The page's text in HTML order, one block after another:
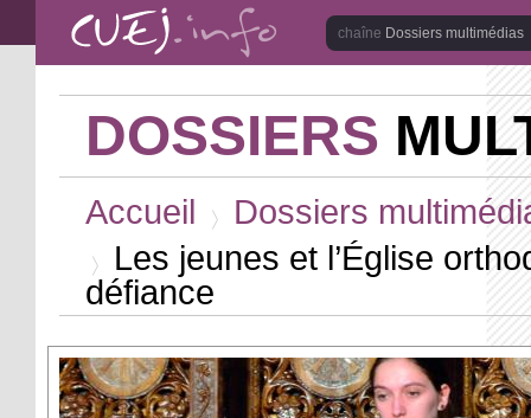
Aller au contenu principal
Dossiers multimédias
DOSSIERS
Accueil Dossiers
>
Les jeunes et l’Église
défiance